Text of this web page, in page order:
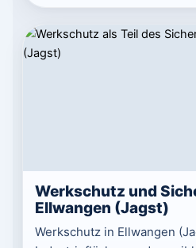
Werkschutz und
Ellwangen (Jagst)
Werkschutz in Ellwangen